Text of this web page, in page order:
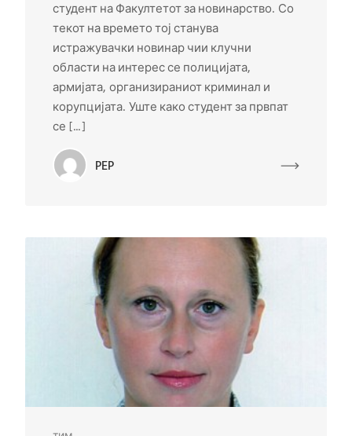
студент на Факултетот за новинарство. Со
текот на времето тој станува
истражувачки новинар чии клучни
области на интерес се полицијата,
армијата, организираниот криминал и
корупцијата. Уште како студент за првпат
се […]
PEP